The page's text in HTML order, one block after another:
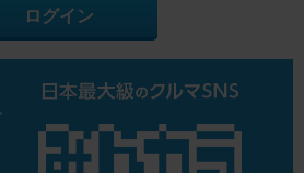
ログイン